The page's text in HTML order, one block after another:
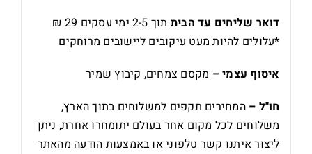
דואר שליחים עד הבית תוך 2-5 ימי עסקים 29 ₪
*עלולים להיות מעט עיקובים ליישובים מרוחקים
איסוף עצמי – מקסם צמחים, קיבוץ שמיר
חו"ל –המחירים תקפים למשלוחים בתוך הארץ,
משלוחים לכל מקום אחר בעולם יתומחרו אחרת, ניתן
ליצור איתנו קשר טלפוני או באמצעות הודעה מהאתר